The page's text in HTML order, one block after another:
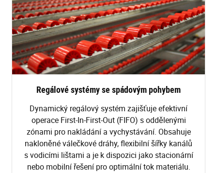
Regálové systémy se spádovým pohybem
Dynamický regálový systém zajišťuje efektivní
operace First-In-First-Out (FIFO) s oddělenými
zónami pro nakládání a vychystávání. Obsahuje
nakloněné válečkové dráhy, flexibilní šířky kanálů
s vodicími lištami a je k dispozici jako stacionární
nebo mobilní řešení pro optimální tok materiálu.